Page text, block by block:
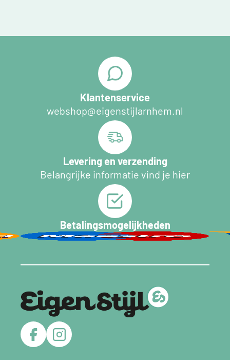
Klantenservice
webshop@eigenstijlarnhem.nl
Levering en verzending
Belangrijke informatie vind je hier
Betalingsmogelijkheden